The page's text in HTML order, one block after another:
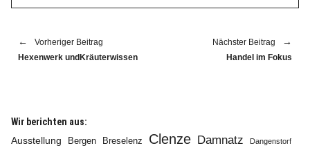
Vorheriger Beitrag
Hexenwerk undKräuterwissen
Nächster Beitrag
Handel im Fokus
Wir berichten aus:
Ausstellung
Bergen Breselenz Clenze Damnatz Dangenstorf